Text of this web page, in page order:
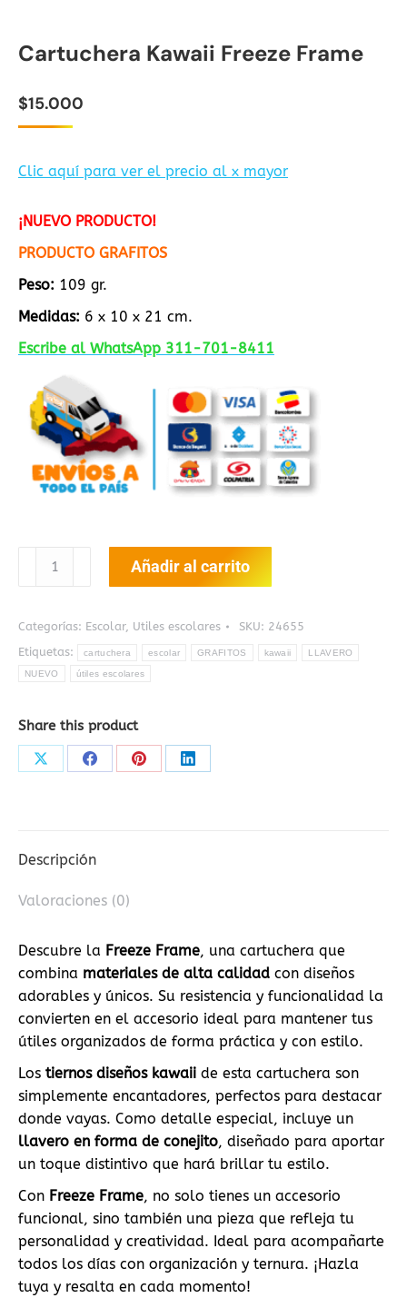
Cartuchera Kawaii Freeze Frame
$15.000
Clic aquí para ver el precio al x mayor
¡NUEVO PRODUCTO!
PRODUCTO GRAFITOS
Peso: 109 gr.
Medidas: 6 x 10 x 21 cm.
Escribe al WhatsApp 311-701-8411
Cartuchera
Frame
cantidad
Añadir al carrito
Categorías: Escolar, Utiles escolares SKU: 24655
Etiquetas:
cartuchera escolar GRAFITOS kawaii LLAVERO
NUEVO útiles escolares
Share this product
Share Share Share Share
Descripción
Valoraciones (0)
Descubre la Freeze Frame, una cartuchera que
combina materiales de alta calidad con diseños
adorables y únicos. Su resistencia y funcionalidad la
convierten en el accesorio ideal para mantener tus
útiles organizados de forma práctica y con estilo.
Los tiernos diseños kawaii de esta cartuchera son
simplemente encantadores, perfectos para destacar
donde vayas. Como detalle especial, incluye un
llavero en forma de conejito, diseñado para aportar
un toque distintivo que hará brillar tu estilo.
Con Freeze Frame, no solo tienes un accesorio
funcional, sino también una pieza que refleja tu
personalidad y creatividad. Ideal para acompañarte
todos los días con organización y ternura. ¡Hazla
tuya y resalta en cada momento!